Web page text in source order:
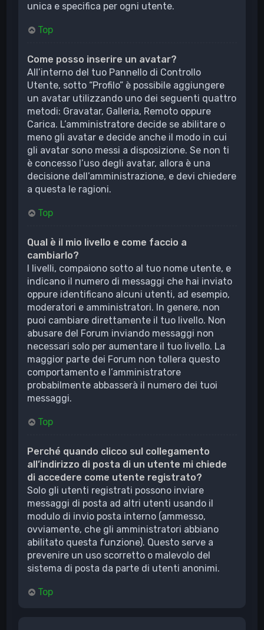
unica e specifica per ogni utente.
Top
Come posso inserire un avatar?
All’interno del tuo Pannello di Controllo
Utente, sotto “Profilo” è possibile aggiungere
un avatar utilizzando uno dei seguenti quattro
metodi: Gravatar, Galleria, Remoto oppure
Carica. L’amministratore decide se abilitare o
meno gli avatar e decide anche il modo in cui
gli avatar sono messi a disposizione. Se non ti
è concesso l’uso degli avatar, allora è una
decisione dell’amministrazione, e devi chiedere
a questa le ragioni.
Top
Qual è il mio livello e come faccio a
cambiarlo?
I livelli, compaiono sotto al tuo nome utente, e
indicano il numero di messaggi che hai inviato
oppure identificano alcuni utenti, ad esempio,
moderatori e amministratori. In genere, non
puoi cambiare direttamente il tuo livello. Non
abusare del Forum inviando messaggi non
necessari solo per aumentare il tuo livello. La
maggior parte dei Forum non tollera questo
comportamento e l’amministratore
probabilmente abbasserà il numero dei tuoi
messaggi.
Top
Perché quando clicco sul collegamento
all’indirizzo di posta di un utente mi chiede
di accedere come utente registrato?
Solo gli utenti registrati possono inviare
messaggi di posta ad altri utenti usando il
modulo di invio posta interno (ammesso,
ovviamente, che gli amministratori abbiano
abilitato questa funzione). Questo serve a
prevenire un uso scorretto o malevolo del
sistema di posta da parte di utenti anonimi.
Top